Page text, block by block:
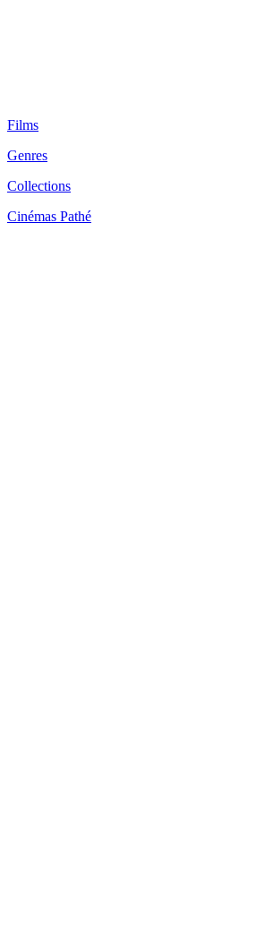
Films
Genres
Collections
Cinémas Pathé